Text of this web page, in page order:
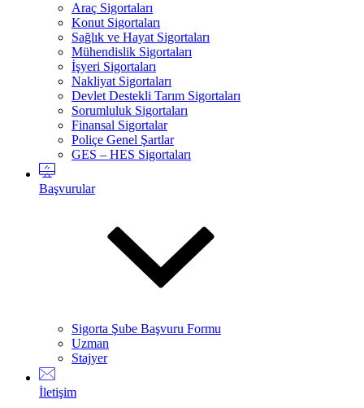
Araç Sigortaları
Konut Sigortaları
Sağlık ve Hayat Sigortaları
Mühendislik Sigortaları
İşyeri Sigortaları
Nakliyat Sigortaları
Devlet Destekli Tarım Sigortaları
Sorumluluk Sigortaları
Finansal Sigortalar
Poliçe Genel Şartlar
GES – HES Sigortaları
Başvurular
Sigorta Şube Başvuru Formu
Uzman
Stajyer
İletişim